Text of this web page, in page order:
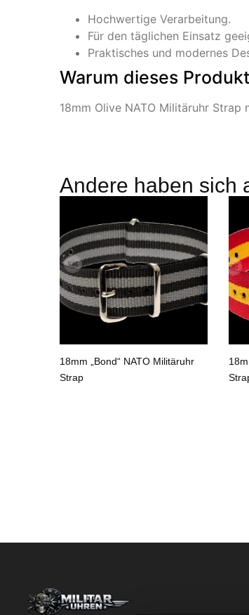
Hochwertige Verarbeitung.
Für den täglichen Einsatz
Praktisches und modernes
Warum dieses
18mm Olive NATO Militäruhr
Andere haben sich
18mm „Bond“ NATO Militäruhr
Strap